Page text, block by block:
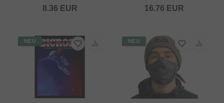
8.36 EUR 16.76 EUR
NEU NEU